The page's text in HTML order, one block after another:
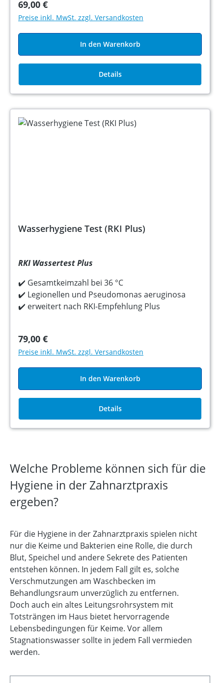
69,00 €
Preise inkl. MwSt. zzgl. Versandkosten
In den Warenkorb
Details
Wasserhygiene Test (RKI Plus)
RKI Wassertest Plus
✔️ Gesamtkeimzahl bei 36 °C
✔️ Legionellen und Pseudomonas aeruginosa
✔️ erweitert nach RKI-Empfehlung Plus
79,00 €
Preise inkl. MwSt. zzgl. Versandkosten
In den Warenkorb
Details
Welche Probleme können sich für die
Hygiene in der Zahnarztpraxis
ergeben?
Für die Hygiene in der Zahnarztpraxis spielen nicht
nur die Keime und Bakterien eine Rolle, die durch
Blut, Speichel und andere Sekrete des Patienten
entstehen können. In jedem Fall gilt es, solche
Verschmutzungen am Waschbecken im
Behandlungsraum unverzüglich zu entfernen.
Doch auch ein altes Leitungsrohrsystem mit
Totsträngen im Haus bietet hervorragende
Lebensbedingungen für Keime. Vor allem
Stagnationswasser sollte in jedem Fall vermieden
werden.